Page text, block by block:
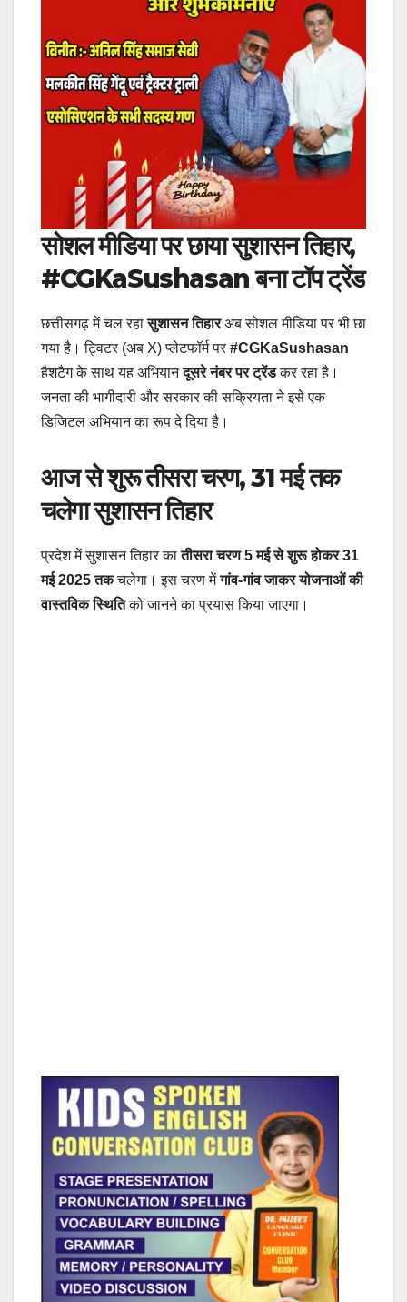
सोशल मीडिया पर छाया सुशासन तिहार,
#CGKaSushasan बना टॉप ट्रेंड
छत्तीसगढ़ में चल रहासुशासन तिहारअब सोशल मीडिया पर भी छा
गया है। ट्विटर (अब X) प्लेटफॉर्म पर #CGKaSushasan
हैशटैग के साथ यह अभियानदूसरे नंबर पर ट्रेंडकर रहा है।
जनता की भागीदारी और सरकार की सक्रियता ने इसे एक
डिजिटल अभियान का रूप दे दिया है।
आज से शुरू तीसरा चरण, 31 मई तक
चलेगा सुशासन तिहार
प्रदेश में सुशासन तिहार कातीसरा चरण 5 मई से शुरू होकर 31
मई 2025 तकचलेगा। इस चरण मेंगांव-गांव जाकर योजनाओं की
वास्तविक स्थितिको जानने का प्रयास किया जाएगा।